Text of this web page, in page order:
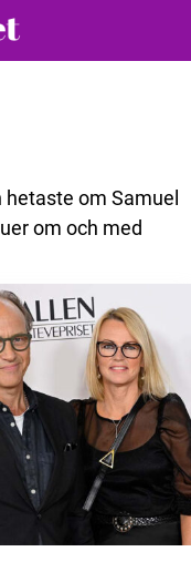
om Samuel
om och med